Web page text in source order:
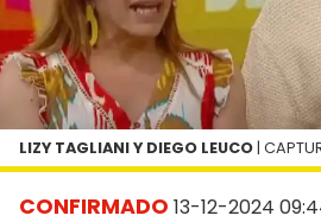
CONFIRMADO 13-12-2024
LIZY TAGLIANI Y DIEGO LEUCO |